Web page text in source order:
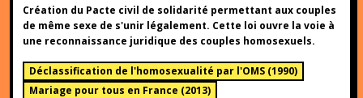
Création du Pacte civil de solidarité permettant aux couples
de même sexe de s'unir légalement. Cette loi ouvre la voie à
une reconnaissance juridique des couples homosexuels.
Déclassification de l'homosexualité par l'OMS (1990)
Mariage pour tous en France (2013)